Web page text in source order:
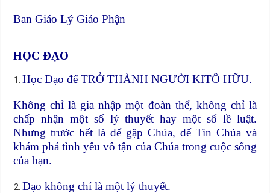
Ban Giáo Lý Giáo Phận
HỌC ĐẠO
Học Đạo để TRỞ THÀNH NGƯỜI KITÔ HỮU.
Không chỉ là gia nhập một đoàn thể, không chỉ là
chấp nhận một số lý thuyết hay một số lề luật.
Nhưng trước hết là để gặp Chúa, để Tin Chúa và
khám phá tình yêu vô tận của Chúa trong cuộc sống
của bạn.
Đạo không chỉ là một lý thuyết.